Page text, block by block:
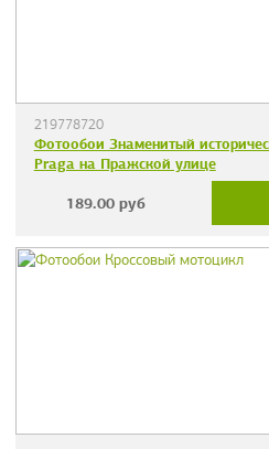
219778720
Фотообои Знаменитый
Praga на Пражской улице
189.00 руб